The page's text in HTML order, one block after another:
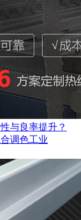
与良率提升？
调色工业